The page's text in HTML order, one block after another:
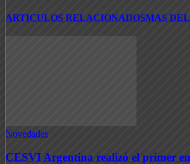
ARTICULOS RELACIONADOSMAS
Novedades
CESVI Argentina realizó el primer